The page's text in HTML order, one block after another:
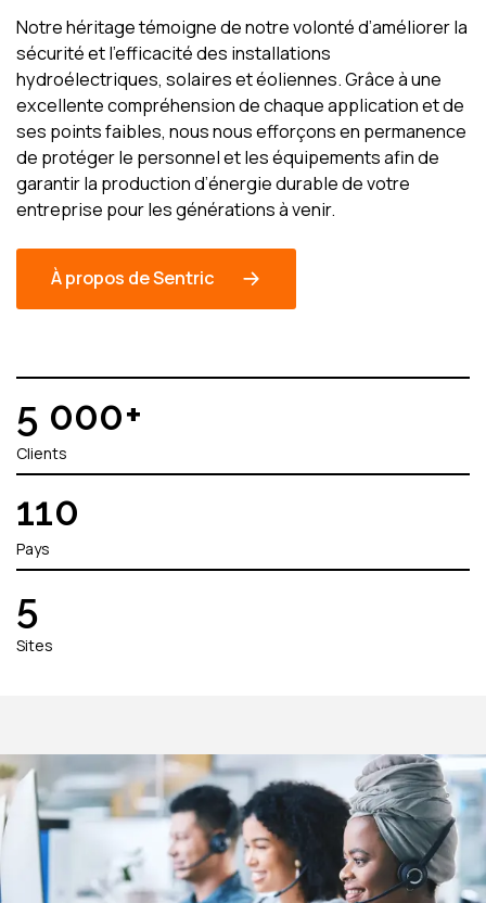
Notre héritage témoigne de notre volonté d’améliorer la
sécurité et l’efficacité des installations
hydroélectriques, solaires et éoliennes. Grâce à une
excellente compréhension de chaque application et de
ses points faibles, nous nous efforçons en permanence
de protéger le personnel et les équipements afin de
garantir la production d’énergie durable de votre
entreprise pour les générations à venir.
À propos de Sentric
5 000+
Clients
110
Pays
5
Sites